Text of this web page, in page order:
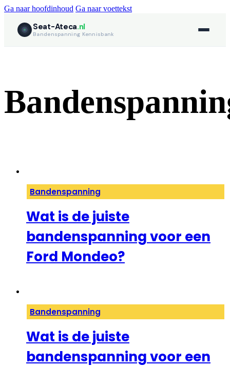
Ga naar hoofdinhoud Ga naar voettekst
Seat-Ateca.nl
Bandenspanning Kennisbank
Bandenspanning
Wat is de juiste
bandenspanning voor een
Ford Mondeo?
Bandenspanning
Wat is de juiste
bandenspanning voor een